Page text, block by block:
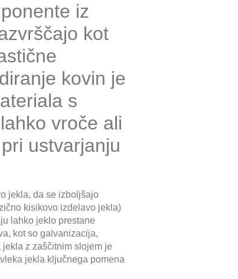
iz
kot
kovin je
s
vroče ali
ustvarjanju
jekla, da se izboljšajo
kisikovo izdelavo jekla)
lahko jeklo prestane
kot so galvanizacija,
z zaščitnim slojem je
jekla ključnega pomena